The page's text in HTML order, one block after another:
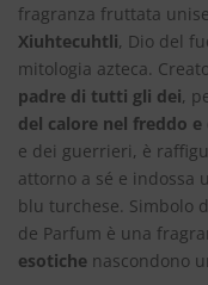
fragranza fruttata
Xiuhtecuhtli, Dio del
mitologia azteca.
padre di tutti gli dei,
del calore nel freddo
e dei guerrieri, è
attorno a sé e indossa
blu turchese. Simbolo
de Parfum è una
esotiche nascondono